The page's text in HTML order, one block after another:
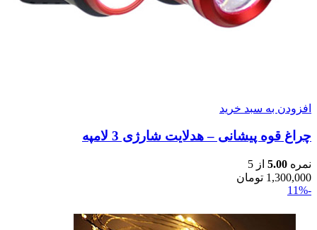
افزودن به سبد خرید
چراغ قوه پیشانی – هدلایت شارژی 3 لامپه
نمره 5.00 از 5
1,300,000 تومان
-11%